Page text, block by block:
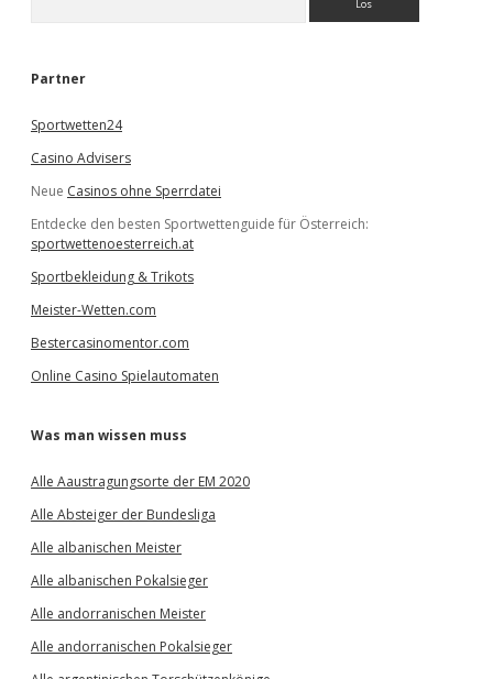
e
Partner
Sportwetten24
Casino Advisers
Neue Casinos ohne Sperrdatei
Entdecke den besten Sportwettenguide für Österreich:
sportwettenoesterreich.at
Sportbekleidung & Trikots
Meister-Wetten.com
Bestercasinomentor.com
Online Casino Spielautomaten
Was man wissen muss
Alle Aaustragungsorte der EM 2020
Alle Absteiger der Bundesliga
Alle albanischen Meister
Alle albanischen Pokalsieger
Alle andorranischen Meister
Alle andorranischen Pokalsieger